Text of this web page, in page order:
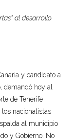
al desarrollo
y candidato a
demandó hoy al
de Tenerife
nacionalistas
al municipio
y Gobierno. No